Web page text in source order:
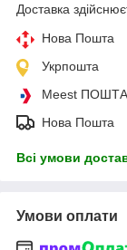
Доставка
Нова Пошта
Укрпошта
Meest ПОШТА
Нова Пошта
Всі умови
Умови оплати